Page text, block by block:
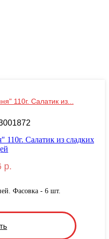
110г. Салатик из...
р.
Фасовка - 6 шт.